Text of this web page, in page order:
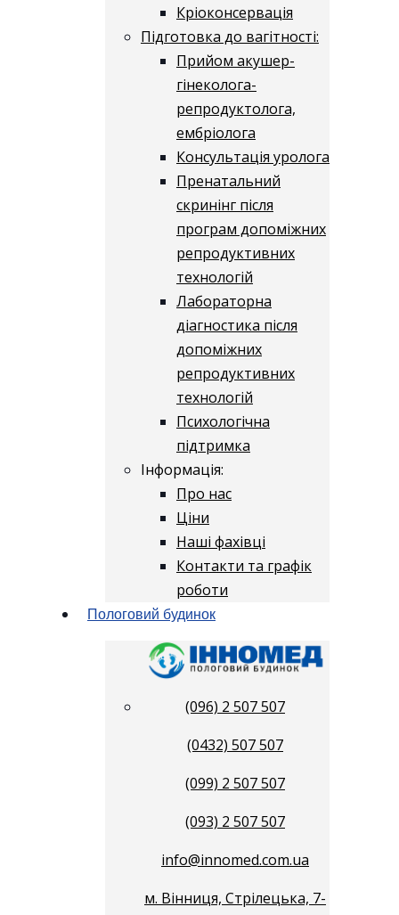
Кріоконсервація
Підготовка до вагітності:
Прийом акушер-
гінеколога-
репродуктолога,
ембріолога
Консультація уролога
Пренатальний
скринінг після
програм допоміжних
репродуктивних
технологій
​​Лабораторна
діагностика після
допоміжних
репродуктивних
технологій
​​Психологічна
підтримка
Інформація:
Про нас
Ціни
Наші фахівці
Контакти та графік
роботи
Пологовий будинок
(096) 2 507 507
(0432) 507 507
(099) 2 507 507
(093) 2 507 507
info@innomed.com.ua
м. Вінниця, Стрілецька, 7-